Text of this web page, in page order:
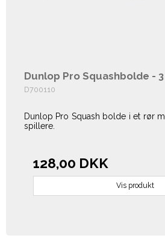
Dunlop Pro Squashbolde -
D700110
Dunlop Pro Squash bolde i et rør
spillere.
128,00 DKK
Vis produkt